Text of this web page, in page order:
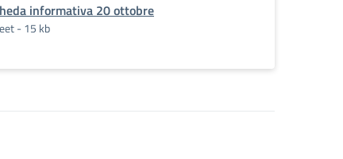
informativa 20 ottobre
- 15 kb